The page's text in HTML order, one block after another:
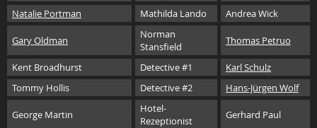
Natalie Portman
Mathilda Lando Andrea Wick
Gary Oldman
Norman
Stansfield
Thomas Petruo
Kent Broadhurst Detective #1
Karl Schulz
Tommy Hollis
Detective #2 Hans-Jürgen Wolf
George Martin
Hotel-
Rezeptionist
Gerhard Paul